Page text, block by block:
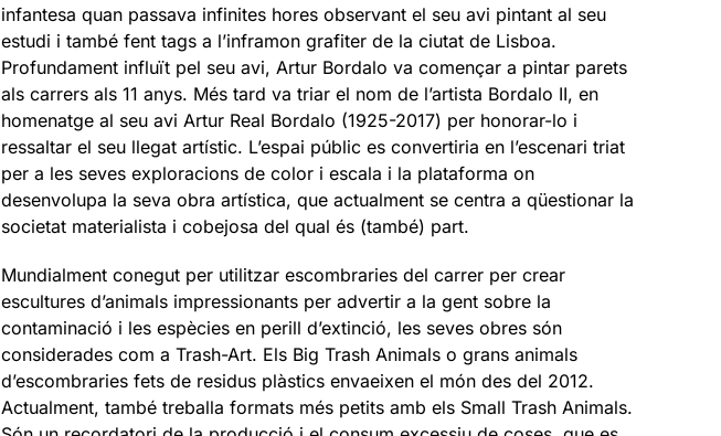
infantesa quan passava infinites hores observant el seu avi pintant al seu
estudi i també fent tags a l’inframon grafiter de la ciutat de Lisboa.
Profundament influït pel seu avi, Artur Bordalo va començar a pintar parets
als carrers als 11 anys. Més tard va triar el nom de l’artista Bordalo II, en
homenatge al seu avi Artur Real Bordalo (1925-2017) per honorar-lo i
ressaltar el seu llegat artístic. L’espai públic es convertiria en l’escenari triat
per a les seves exploracions de color i escala i la plataforma on
desenvolupa la seva obra artística, que actualment se centra a qüestionar la
societat materialista i cobejosa del qual és (també) part.
Mundialment conegut per utilitzar escombraries del carrer per crear
escultures d’animals impressionants per advertir a la gent sobre la
contaminació i les espècies en perill d’extinció, les seves obres són
considerades com a Trash-Art. Els Big Trash Animals o grans animals
d’escombraries fets de residus plàstics envaeixen el món des del 2012.
Actualment, també treballa formats més petits amb els Small Trash Animals.